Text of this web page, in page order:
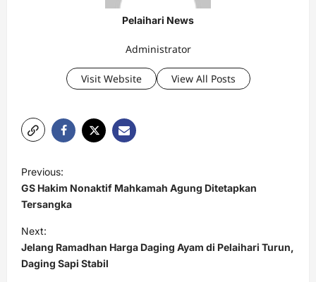
Pelaihari News
Administrator
Visit Website View All Posts
o
s
t
n
a
Previous:
GS Hakim Nonaktif Mahkamah Agung Ditetapkan
Tersangka
Next:
Jelang Ramadhan Harga Daging Ayam di Pelaihari Turun,
Daging Sapi Stabil